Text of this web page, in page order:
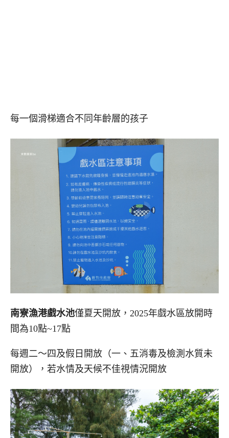
每一個滑梯適合不同年齡層的孩子
南寮漁港戲水池僅夏天開放，2025年戲水區放開時
間為10點~17點
每週二～四及假日開放（一、五消毒及檢測水質未
開放），若水情及天候不佳視情況開放